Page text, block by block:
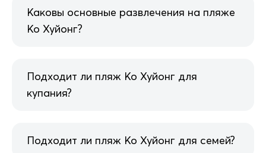
Каковы основные развлечения на пляже
Ко Хуйонг?
Подходит ли пляж Ко Хуйонг для
купания?
Подходит ли пляж Ко Хуйонг для семей?